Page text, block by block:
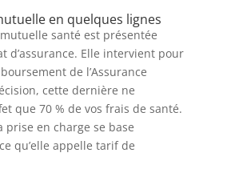
en quelques lignes
santé est présentée
d’assurance. Elle intervient pour
de l’Assurance
cette dernière ne
que 70 % de vos frais de santé.
prise en charge se base
qu’elle appelle tarif de